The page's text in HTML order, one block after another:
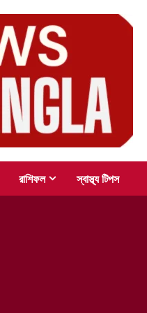
রাশিফল স্বাস্থ্য টিপস